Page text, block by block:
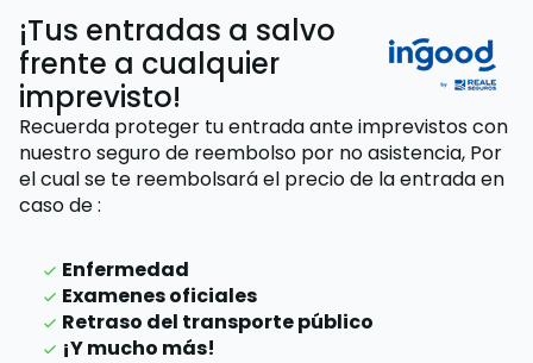
¡Tus entradas a salvo
frente a cualquier
imprevisto!
Recuerda proteger tu entrada ante imprevistos con
nuestro seguro de reembolso por no asistencia, Por
el cual se te reembolsará el precio de la entradaen
caso de:
Enfermedad
Examenes oficiales
Retraso del transporte público
¡Y mucho más!